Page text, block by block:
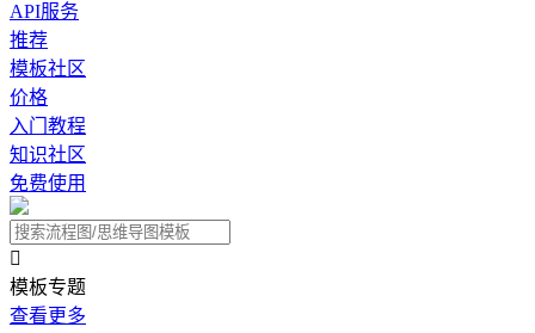
API服务
推荐
模板社区
价格
入门教程
知识社区
免费使用

模板专题
查看更多